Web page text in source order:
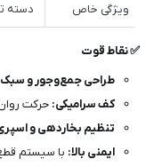
ویژگی خاص دسته
✅ نقاط قوت
طراحی جمع‌وجور و
کف سرامیکی: حرکت
تنظیم بخاردهی و
ایمنی بالا: با سیستم